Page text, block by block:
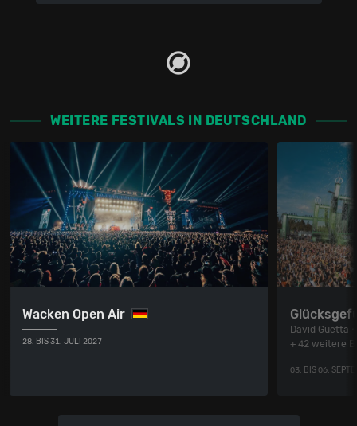
WEITERE FESTIVALS IN DEUTSCHLAND
Wacken Open Air
28. BIS 31. JULI 2027
David Guetta
+ 42 weitere
03. BIS 06.